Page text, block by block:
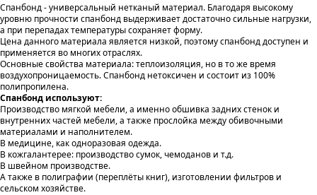
Спанбонд - универсальный нетканый материал. Благодаря высокому
уровню прочности спанбонд выдерживает достаточно сильные нагрузки,
а при перепадах температуры сохраняет форму.
Цена данного материала является низкой, поэтому спанбонд доступен и
применяется во многих отраслях.
Основные свойства материала: теплоизоляция, но в то же время
воздухопроницаемость. Спанбонд нетоксичен и состоит из 100%
полипропилена.
Спанбонд используют:
Производство мягкой мебели, а именно обшивка задних стенок и
внутренних частей мебели, а также прослойка между обивочными
материалами и наполнителем.
В медицине, как одноразовая одежда.
В кожгалантерее: производство сумок, чемоданов и т.д.
В швейном производстве.
А также в полиграфии (переплёты книг), изготовлении фильтров и
сельском хозяйстве.